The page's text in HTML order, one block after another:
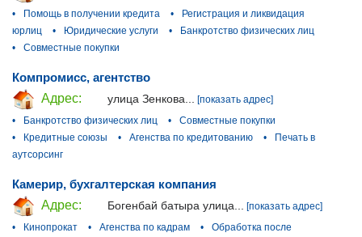
•
Помощь в получении кредита •
Регистрация и ликвидация
юрлиц
• Юридические услуги •
Банкротство физических лиц
•
Совместные покупки
Компромисс, агентство
Адрес:
улица Зенкова... [показать адрес]
•
Банкротство физических лиц •
Совместные покупки
•
Кредитные союзы • Агенства по кредитованию •
Печать в
аутсорсинг
Камерир, бухгалтерская компания
Адрес:
Богенбай батыра улица...
[показать адрес]
•
Кинопрокат • Агенства по кадрам •
Обработка после